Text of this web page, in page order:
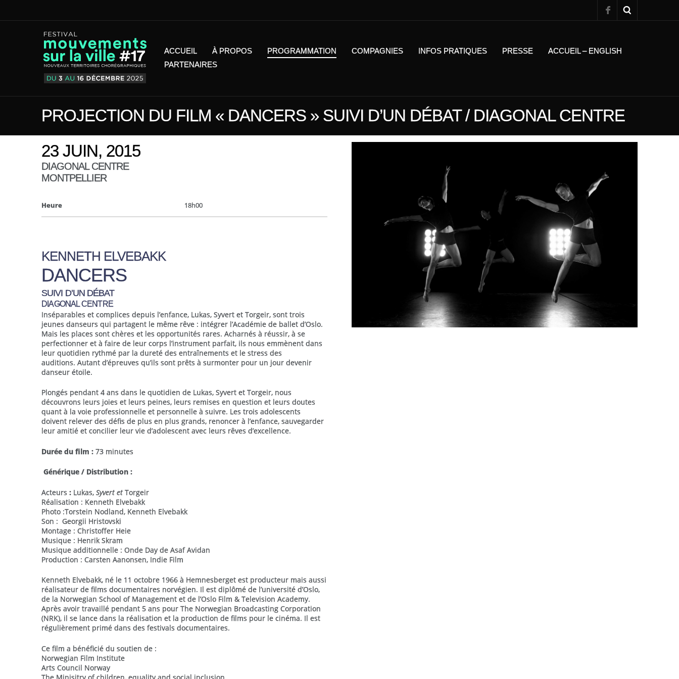
ACCUEIL À PROPOS PROGRAMMATION COMPAGNIES INFOS PRATIQUES PRESSE
ACCUEIL – ENGLISH
PARTENAIRES
PROJECTION DU FILM « DANCERS » SUIVI D’UN DÉBAT / DIAGONAL CENTRE
23 JUIN, 2015
DIAGONAL CENTRE
MONTPELLIER
Heure 18h00
KENNETH ELVEBAKK
DANCERS
SUIVI D’UN DÉBAT
DIAGONAL CENTRE
Inséparables et complices depuis l’enfance, Lukas, Syvert et Torgeir, sont trois
jeunes danseurs qui partagent le même rêve : intégrer l’Académie de ballet d’Oslo.
Mais les places sont chères et les opportunités rares. Acharnés à réussir, à se
perfectionner et à faire de leur corps l’instrument parfait, ils nous emmènent dans
leur quotidien rythmé par la dureté des entraînements et le stress des
auditions. Autant d’épreuves qu’ils sont prêts à surmonter pour un jour devenir
danseur étoile.
Plongés pendant 4 ans dans le quotidien de Lukas, Syvert et Torgeir, nous
découvrons leurs joies et leurs peines, leurs remises en question et leurs doutes
quant à la voie professionnelle et personnelle à suivre. Les trois adolescents
doivent relever des défis de plus en plus grands, renoncer à l’enfance, sauvegarder
leur amitié et concilier leur vie d’adolescent avec leurs rêves d’excellence.
Durée du film : 73 minutes
Générique / Distribution :
Acteurs : Lukas, Syvert et Torgeir
Réalisation : Kenneth Elvebakk
Photo :Torstein Nodland, Kenneth Elvebakk
Son : Georgii Hristovski
Montage : Christoffer Heie
Musique : Henrik Skram
Musique additionnelle : Onde Day de Asaf Avidan
Production : Carsten Aanonsen, Indie Film
Kenneth Elvebakk, né le 11 octobre 1966 à Hemnesberget est producteur mais aussi
réalisateur de films documentaires norvégien. Il est diplômé de l’université d’Oslo,
de la Norwegian School of Management et de l’Oslo Film & Television Academy.
Après avoir travaillé pendant 5 ans pour The Norwegian Broadcasting Corporation
(NRK), il se lance dans la réalisation et la production de films pour le cinéma. Il est
régulièrement primé dans des festivals documentaires.
Ce film a bénéficié du soutien de :
Norwegian Film Institute
Arts Council Norway
The Minisitry of children, equality and social inclusion